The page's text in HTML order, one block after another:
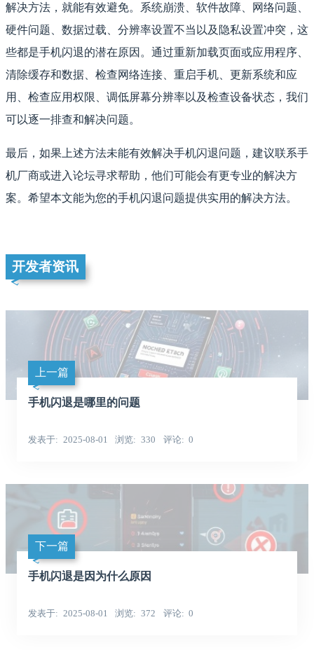
解决方法，就能有效避免。系统崩溃、软件故障、网络问题、
硬件问题、数据过载、分辨率设置不当以及隐私设置冲突，这
些都是手机闪退的潜在原因。通过重新加载页面或应用程序、
清除缓存和数据、检查网络连接、重启手机、更新系统和应
用、检查应用权限、调低屏幕分辨率以及检查设备状态，我们
可以逐一排查和解决问题。
最后，如果上述方法未能有效解决手机闪退问题，建议联系手
机厂商或进入论坛寻求帮助，他们可能会有更专业的解决方
案。希望本文能为您的手机闪退问题提供实用的解决方法。
开发者资讯
上一篇
手机闪退是哪里的问题
发表于 2025-08-01 浏览 330 评论 0
下一篇
手机闪退是因为什么原因
发表于 2025-08-01 浏览 372 评论 0